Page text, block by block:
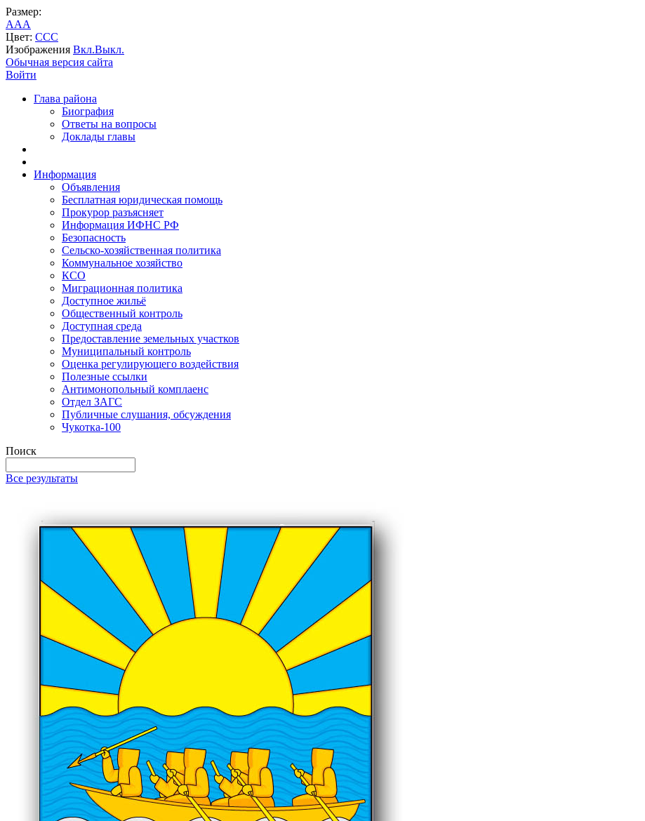
Размер:
AAA
Цвет: CCC
Изображения Вкл.Выкл.
Обычная версия сайта
Войти
Глава района
Биография
Ответы на вопросы
Доклады главы
Информация
Объявления
Бесплатная юридическая помощь
Прокурор разъясняет
Информация ИФНС РФ
Безопасность
Сельско-хозяйственная политика
Коммунальное хозяйство
КСО
Миграционная политика
Доступное жильё
Общественный контроль
Доступная среда
Предоставление земельных участков
Муниципальный контроль
Оценка регулирующего воздействия
Полезные ссылки
Антимонопольный комплаенс
Отдел ЗАГС
Публичные слушания, обсуждения
Чукотка-100
Поиск
Все результаты